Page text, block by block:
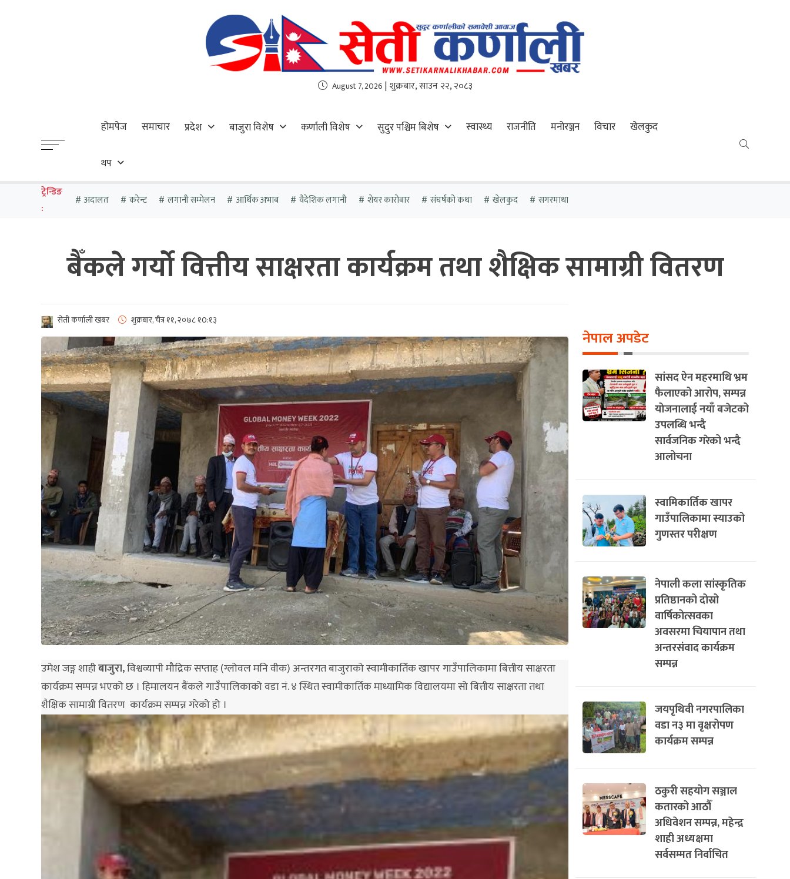
August 7, 2026 | शुक्रबार, साउन २२, २०८३
होमपेज समाचार प्रदेश बाजुरा विशेष कर्णाली विशेष सुदुर पश्चिम बिशेष स्वास्थ्य राजनीति मनोरञ्जन विचार खेलकुद
थप
ट्रेन्डिङ
:
अदालत करेन्ट लगानी सम्मेलन आर्थिक अभाब वैदेशिक लगानी शेयर कारोबार संघर्षको कथा खेलकुद सगरमाथा
बैँकले गर्यो वित्तीय साक्षरता कार्यक्रम तथा शैक्षिक सामाग्री वितरण
सेती कर्णाली खबर शुक्रबार, चैत्र ११, २०७८१0:१३
उमेश जङ्ग शाहीबाजुरा,विश्वव्यापी मौद्रिक सप्ताह (ग्लोवल मनि वीक) अन्तरगत बाजुराको स्वामीकार्तिक खापर गाउँपालिकामा बित्तीय साक्षरता
कार्यक्रम सम्पन्न भएको छ । हिमालयन बैंकले गाउँपालिकाको वडा नं. ४ स्थित स्वामीकार्तिक माध्यामिक विद्यालयमा सो बित्तीय साक्षरता तथा
शैक्षिक सामाग्री वितरण कार्यक्रम सम्पन्न गरेको हो ।
नेपाल अपडेट
सांसद ऐन महरमाथि भ्रम
फैलाएको आरोप, सम्पन्न
योजनालाई नयाँ बजेटको
उपलब्धि भन्दै
सार्वजनिक गरेको भन्दै
आलोचना
स्वामिकार्तिक खापर
गाउँपालिकामा स्याउको
गुणस्तर परीक्षण
नेपाली कला सांस्कृतिक
प्रतिष्ठानको दोस्रो
वार्षिकोत्सवका
अवसरमा चियापान तथा
अन्तरसंवाद कार्यक्रम
सम्पन्न
जयपृथिवी नगरपालिका
वडा न३ मा वृक्षरोपण
कार्यक्रम सम्पन्न
ठकुरी सहयोग सञ्जाल
कतारको आठौँ
अधिवेशन सम्पन्न, महेन्द्र
शाही अध्यक्षमा
सर्वसम्मत निर्वाचित